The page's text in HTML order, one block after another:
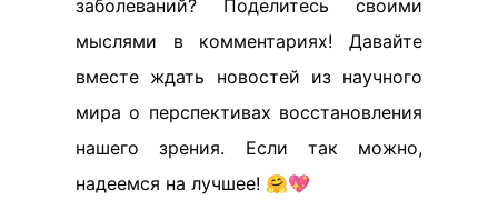
заболеваний? Поделитесь своими
мыслями в комментариях! Давайте
вместе ждать новостей из научного
мира о перспективах восстановления
нашего зрения. Если так можно,
надеемся на лучшее! 🤗💖